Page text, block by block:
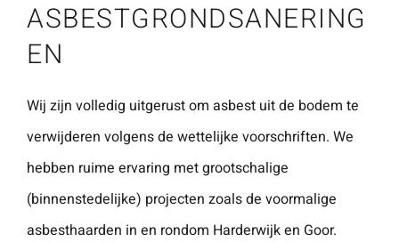
Naam*
E-mailadres *
ZOEKEN
vragen en
opmerkingen
. Doorgaans
reageren wij
binnen 24
ASBESTGRONDSANERING
EN
Wij zijn volledig uitgerust om asbest uit de bodem te
verwijderen volgens de wettelijke voorschriften. We
hebben ruime ervaring met grootschalige
(binnenstedelijke) projecten zoals de voormalige
asbesthaarden in en rondom Harderwijk en Goor.